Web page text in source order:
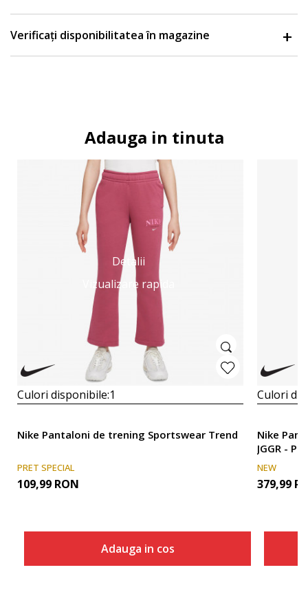
Verificați disponibilitatea în magazine
Adauga in tinuta
Detalii
Vizualizare rapida
Culori disponibile:1
Nike Pantaloni de trening Sportswear Trend
PRET SPECIAL
109,99 RON
Adauga in cos
Culori
Nike
JGGR - PD
NEW
379,99